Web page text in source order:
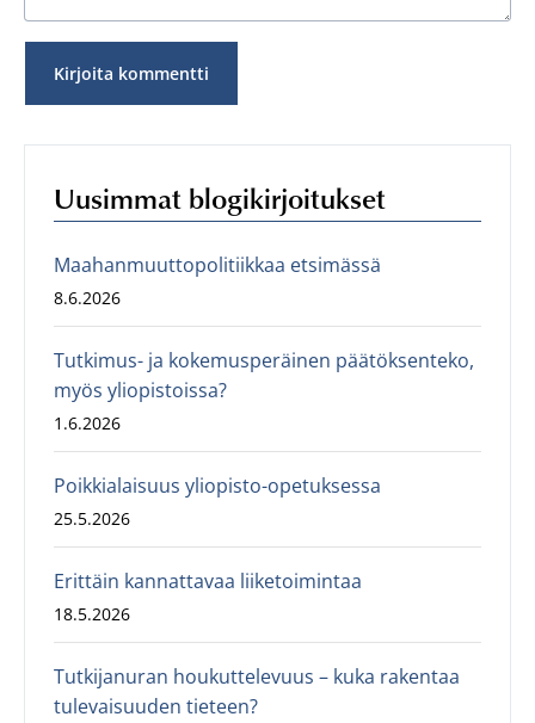
Uusimmat blogikirjoitukset
Maahanmuuttopolitiikkaa etsimässä
8.6.2026
Tutkimus- ja kokemusperäinen päätöksenteko,
myös yliopistoissa?
1.6.2026
Poikkialaisuus yliopisto-opetuksessa
25.5.2026
Erittäin kannattavaa liiketoimintaa
18.5.2026
Tutkijanuran houkuttelevuus – kuka rakentaa
tulevaisuuden tieteen?